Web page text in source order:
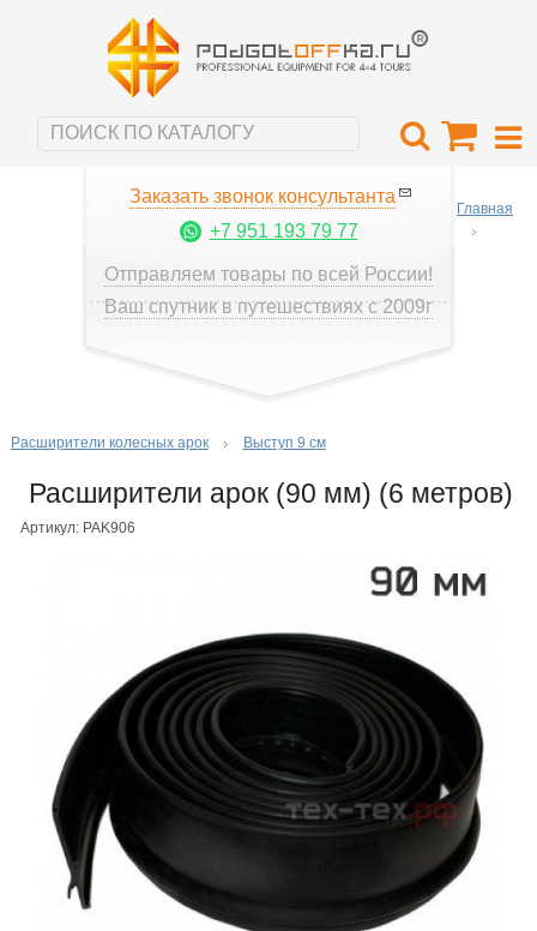
Заказать звонок консультанта
+7 951 193 79 77
Отправляем товары по всей России!
Ваш спутник в путешествиях с 2009г
Главная
Расширители колесных арок Выступ 9 см
Расширители арок (90 мм) (6 метров)
Артикул: PAK906